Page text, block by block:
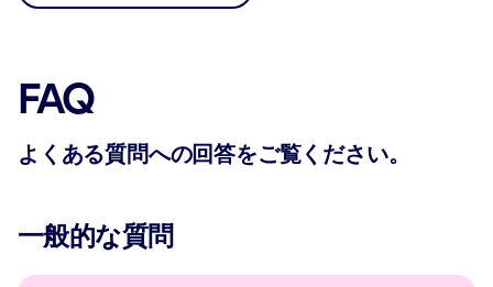
FAQ
よくある質問への回答をご覧ください。
一般的な質問